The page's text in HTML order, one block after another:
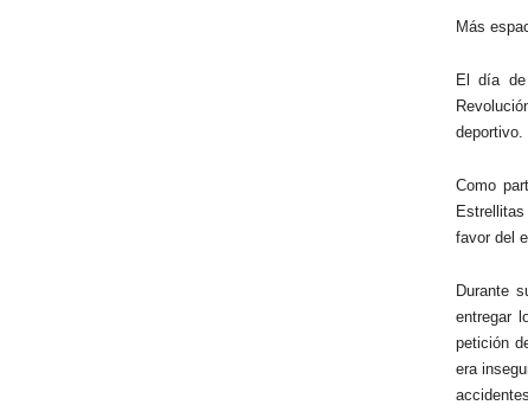
Más
El día
deportivo.
Como
favor del
Durante
entregar
petición
era